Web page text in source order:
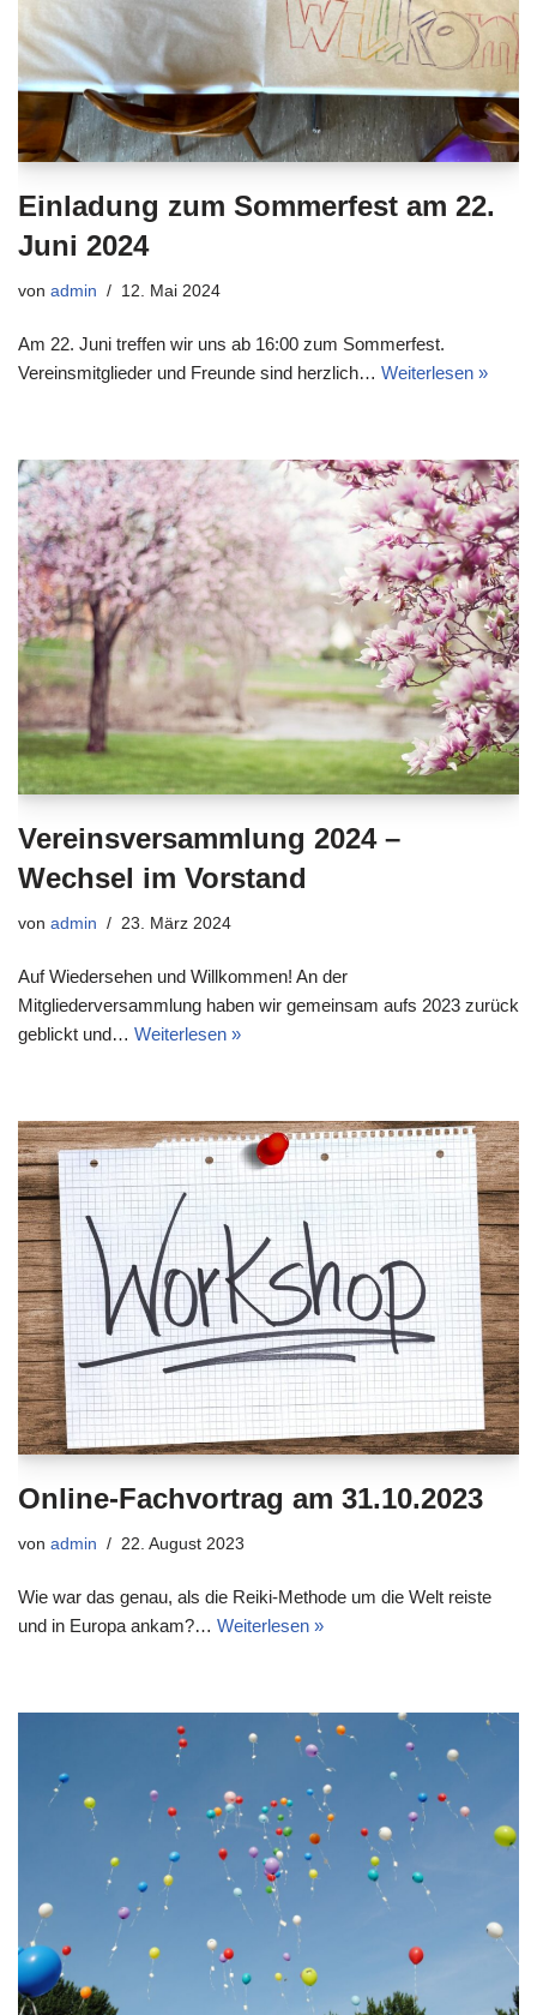
Einladung zum Sommerfest am 22.
Juni 2024
von admin 12. Mai 2024
Am 22. Juni treffen wir uns ab 16:00 zum Sommerfest.
Vereinsmitglieder und Freunde sind herzlich… Weiterlesen »
Vereinsversammlung 2024 –
Wechsel im Vorstand
von admin 23. März 2024
Auf Wiedersehen und Willkommen! An der
Mitgliederversammlung haben wir gemeinsam aufs 2023 zurück
geblickt und… Weiterlesen »
Online-Fachvortrag am 31.10.2023
von admin 22. August 2023
Wie war das genau, als die Reiki-Methode um die Welt reiste
und in Europa ankam?… Weiterlesen »